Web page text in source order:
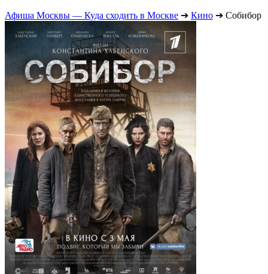
Афиша Москвы — Куда сходить в Москве ➔ Кино ➔ Собибор